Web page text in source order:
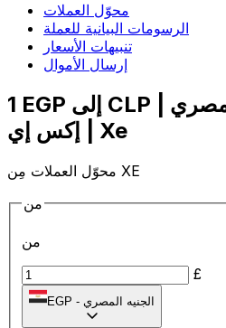
محوّل العملات
الرسومات البيانية للعملة
تنبيهات الأسعار
إرسال الأموال
1 EGP إلى CLP | حوِّل - إلى الجنيه المصري
| إكس إي Xe
محوّل العملات مِن XE
من
من
£
EGP - الجنيه المصري